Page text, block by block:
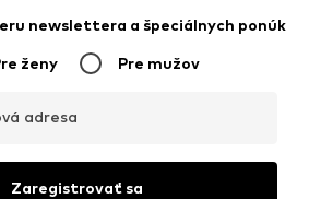
newslettera a špeciálnych ponúk
ženy Pre mužov
adresa
Zaregistrovať sa